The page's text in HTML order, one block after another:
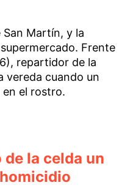
San Martín, y la
Frente
repartidor de la
vereda cuando un
el rostro.
de la celda un